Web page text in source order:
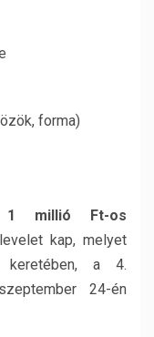
forma)
millió Ft-os
kap, melyet
keretében, a 4.
24-én